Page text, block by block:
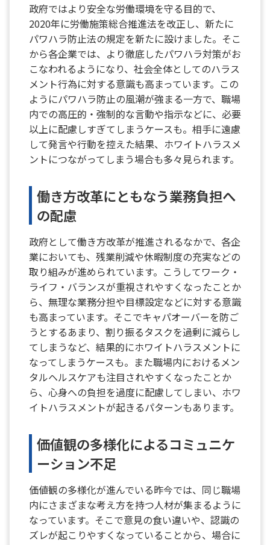
政府ではより安全な労働環境を守る目的で、
2020年に労働施策総合推進法を改正し、新たに
パワハラ防止法の規定を新たに設けました。そこ
から各企業では、より徹底したパワハラ対策がお
こなわれるようになり、社会全体としてのハラス
メント行為に対する意識も高まっています。この
ようにパワハラ防止の風潮が強まる一方で、職場
内での高圧的・強制的な言動や指示などに、必要
以上に配慮しすぎてしまうケースも。相手に遠慮
して発言や行動を控えた結果、ホワイトハラスメ
ントにつながってしまう場合も多々見られます。
働き方改革にともなう業務負担へ
の配慮
政府として働き方改革が推進されるなかで、各企
業においても、残業削減や休暇制度の充実などの
取り組みが進められています。こうしてワーク・
ライフ・バランスが重視されやすくなったことか
ら、無理な業務分担や目標設定などに対する意識
も高まっています。そこでキャパオーバーを防ご
うとするあまり、割り振るタスクを過剰に減らし
てしまうなど、結果的にホワイトハラスメントに
なってしまうケースも。また職場内におけるメン
タルヘルスケアも注目されやすくなったことか
ら、心身への負担を過度に配慮してしまい、ホワ
イトハラスメントが起きるパターンもあります。
価値観の多様化によるコミュニケ
ーション不足
価値観の多様化が進んでいる昨今では、同じ職場
内にさまざまな考え方を持つ人材が集まるように
なっています。そこで意見の食い違いや、認識の
ズレが起こりやすくなっていることから、場合に